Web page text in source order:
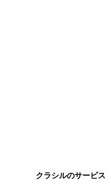
クラシルのサービス